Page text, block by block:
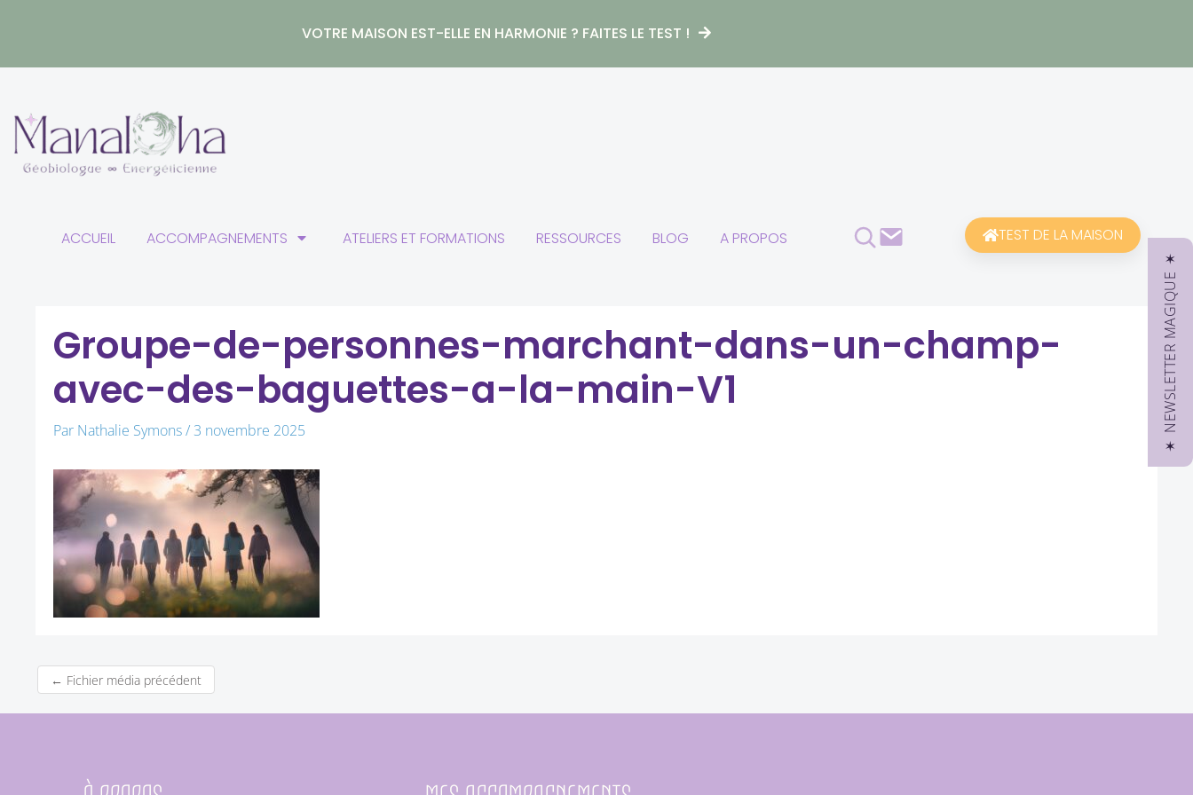
VOTRE MAISON EST-ELLE EN HARMONIE ? FAITES LE TEST !
ACCUEIL ACCOMPAGNEMENTS ATELIERS ET FORMATIONS RESSOURCES BLOG A PROPOS Rechercher
Contact TEST DE LA MAISON
Groupe-de-personnes-marchant-dans-un-champ-
avec-des-baguettes-a-la-main-V1
Par Nathalie Symons/ 3 novembre 2025
← Fichier média précédent
✶ NEWSLETTER MAGIQUE ✶